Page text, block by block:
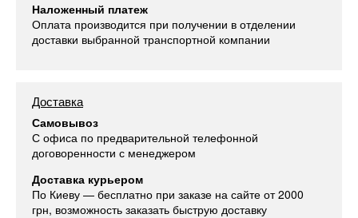
Наложенный платеж
Оплата производится при получении в отделении
доставки выбранной транспортной компании
Доставка
Самовывоз
С офиса по предварительной телефонной
договоренности с менеджером
Доставка курьером
По Киеву — бесплатно при заказе на сайте от 2000
грн, возможность заказать быструю доставку